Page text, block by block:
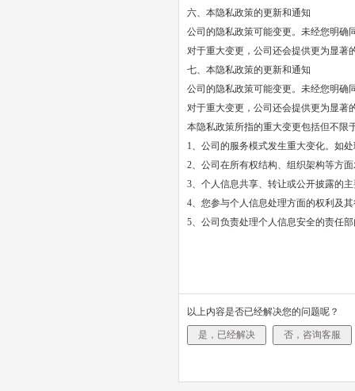
六、本隐私政策的更新和通知
公司的隐私政策可能变更。未经您明确
对于重大变更，公司还会提供更为显著
七、本隐私政策的更新和通知
公司的隐私政策可能变更。未经您明确
对于重大变更，公司还会提供更为显著
本隐私政策所指的重大变更包括但不限
1、公司的服务模式发生重大变化。如
2、公司在所有权结构、组织架构等方
3、个人信息共享、转让或公开披露的
4、您参与个人信息处理方面的权利及
5、公司负责处理个人信息安全的责任
以上内容是否已经解决您的问题呢？